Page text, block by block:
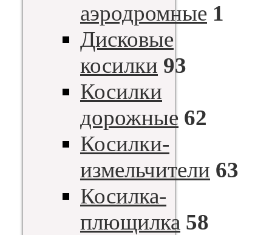
аэродромные 1
Дисковые
косилки 93
Косилки
дорожные 62
Косилки-
измельчители 63
Косилка-
плющилка 58